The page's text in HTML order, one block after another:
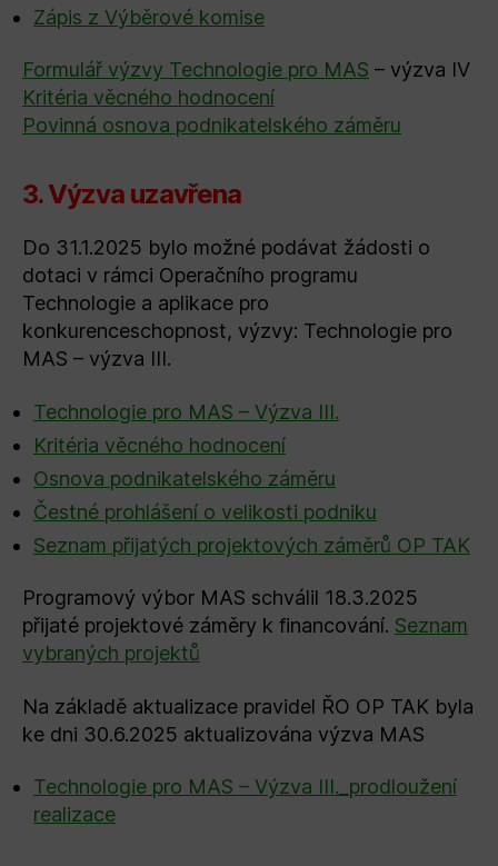
Zápis z Výběrové komise
Formulář výzvy Technologie pro MAS – výzva IV
Kritéria věcného hodnocení
Povinná osnova podnikatelského záměru
3. Výzva uzavřena
Do 31.1.2025 bylo možné podávat žádosti o
dotaci v rámci Operačního programu
Technologie a aplikace pro
konkurenceschopnost, výzvy: Technologie pro
MAS – výzva III.
Technologie pro MAS – Výzva III.
Kritéria věcného hodnocení
Osnova podnikatelského záměru
Čestné prohlášení o velikosti podniku
Seznam přijatých projektových záměrů OP TAK
Programový výbor MAS schválil 18.3.2025
přijaté projektové záměry k financování. Seznam
vybraných projektů
Na základě aktualizace pravidel ŘO OP TAK byla
ke dni 30.6.2025 aktualizována výzva MAS
Technologie pro MAS – Výzva III._prodloužení
realizace